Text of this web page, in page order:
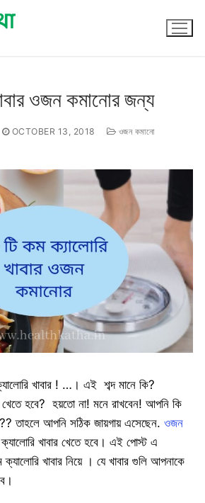
ওজন কমানোর জন্য
OCTOBER 13, 2018
ওজন কমানো
খাবার ! …। এই শব্দ মানে কি?
খেতে হবে? হয়তো না! মনে রাখবেন! আপনি কি
তাহলে আপনি সঠিক জায়গায় এসেছেন. ওজন
খাবার খেতে হবে। এই পোস্ট এ
খাবার নিয়ে । যে খাবার গুলি আপনাকে